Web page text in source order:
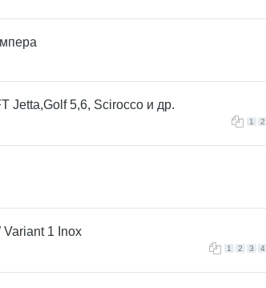
Jetta,Golf 5,6, Scirocco и др.
1 2
Variant 1 Inox
1 2 3 4